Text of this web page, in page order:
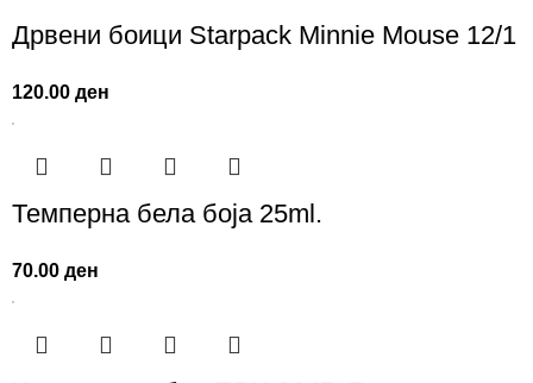
Дрвени боици Starpack Minnie Mouse 12/1
120.00ден
Темперна бела боја 25ml.
70.00ден